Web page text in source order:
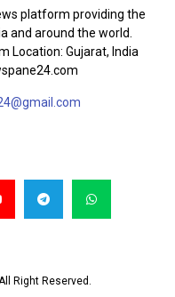
platform providing the
and around the world.
Location: Gujarat, India
Right Reserved.